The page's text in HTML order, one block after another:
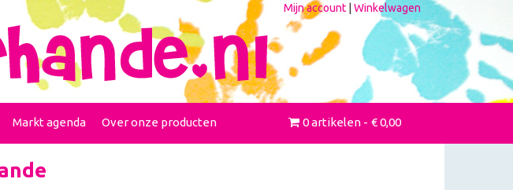
Mijn account Winkelwagen
Markt agenda Over onze producten 0 artikelen € 0,00